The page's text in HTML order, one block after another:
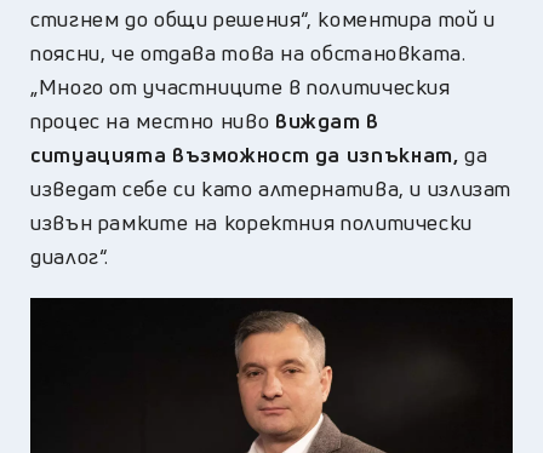
стигнем до общи решения“, коментира той и
поясни, че отдава това на обстановката.
„Много от участниците в политическия
процес на местно ниво виждат в
ситуацията възможност да изпъкнат, да
изведат себе си като алтернатива, и излизат
извън рамките на коректния политически
диалог“.